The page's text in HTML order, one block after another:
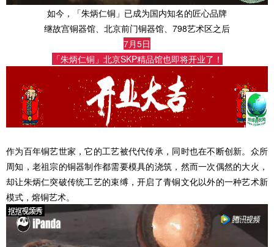
如今，「朱炳仁铜」已成为国内知名的匠心品牌
继故宫铜器馆、北京前门铜器馆、798艺术区之后
7月5日
「朱炳仁铜」北京SKP精品馆也即将开业了！
作为百年铜艺世家，它的工艺被代代传承，同时也在不断创新。众所
周知，老祖宗的铜器制作都需要模具的浇筑，然而一次偶然的大火，
却让朱炳仁突破传统工艺的束缚，开启了青铜文化以外的一种艺术新
模式，熔铜艺术。